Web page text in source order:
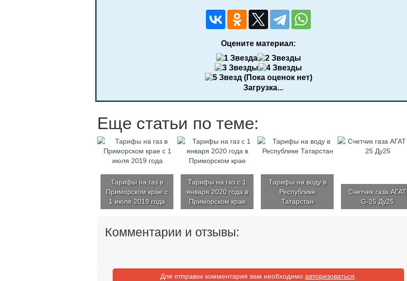
Оцените материал:
(Пока оценок нет)
Загрузка...
Еще статьи по теме:
Тарифы на газ в
Приморском крае с
1 июля 2019 года
Тарифы на газ с 1
января 2020 года в
Приморском крае
Тарифы на воду в
Республике
Татарстан
Счетчик газа АГАТ
G-25 Ду25
Комментарии и отзывы:
Для отправки комментария вам необходимо авторизоваться